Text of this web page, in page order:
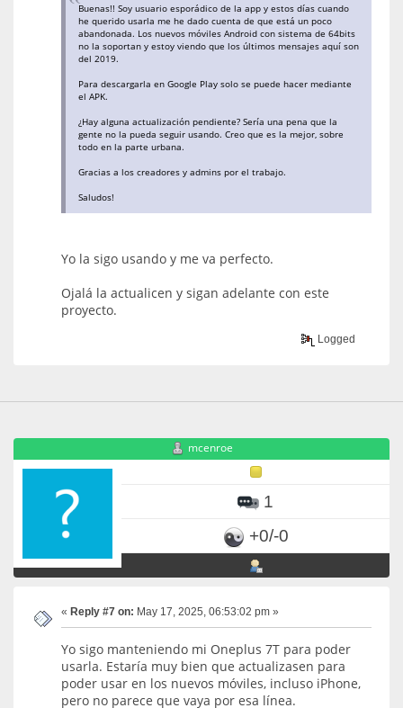
Buenas!! Soy usuario esporádico de la app y estos días cuando
he querido usarla me he dado cuenta de que está un poco
abandonada. Los nuevos móviles Android con sistema de 64bits
no la soportan y estoy viendo que los últimos mensajes aquí son
del 2019.
Para descargarla en Google Play solo se puede hacer mediante
el APK.
¿Hay alguna actualización pendiente? Sería una pena que la
gente no la pueda seguir usando. Creo que es la mejor, sobre
todo en la parte urbana.
Gracias a los creadores y admins por el trabajo.
Saludos!
Yo la sigo usando y me va perfecto.
Ojalá la actualicen y sigan adelante con este
proyecto.
Logged
mcenroe
1
+0/-0
« Reply #7 on: May 17, 2025, 06:53:02 pm »
Yo sigo manteniendo mi Oneplus 7T para poder
usarla. Estaría muy bien que actualizasen para
poder usar en los nuevos móviles, incluso iPhone,
pero no parece que vaya por esa línea.